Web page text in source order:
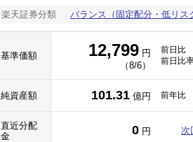
楽天証券分類 バランス（固定配分・低リス
基準価額 12,799 円
（8/6）
前日比
前日比
純資産額 101.31 億円 前年比
直近分配
金
0 円 次